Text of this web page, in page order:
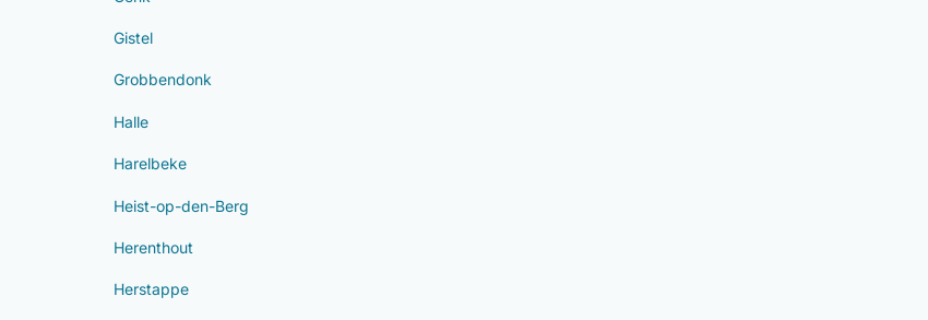
Gistel
Grobbendonk
Halle
Harelbeke
Heist-op-den-Berg
Herenthout
Herstappe